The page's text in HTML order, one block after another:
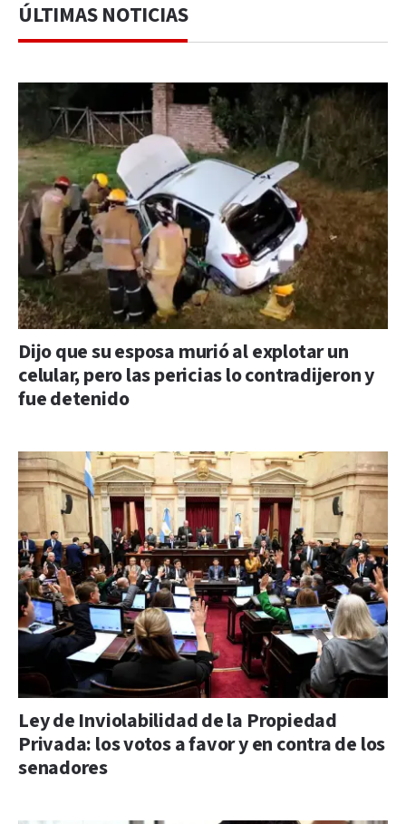
ÚLTIMAS NOTICIAS
Dijo que su esposa murió al explotar un
celular, pero las pericias lo contradijeron y
fue detenido
Ley de Inviolabilidad de la Propiedad
Privada: los votos a favor y en contra de los
senadores